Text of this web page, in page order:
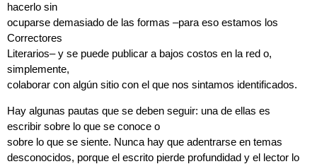
hacerlo sin
ocuparse demasiado de las formas –para eso estamos los
Correctores
Literarios– y se puede publicar a bajos costos en la red o,
simplemente,
colaborar con algún sitio con el que nos sintamos identificados.
Hay algunas pautas que se deben seguir: una de ellas es
escribir sobre lo que se conoce o
sobre lo que se siente. Nunca hay que adentrarse en temas
desconocidos, porque el escrito pierde profundidad y el lector lo